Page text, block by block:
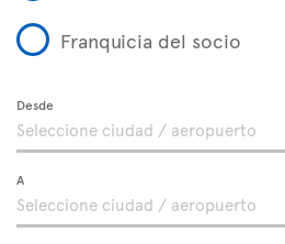
Franquicia del socio
Desde
A